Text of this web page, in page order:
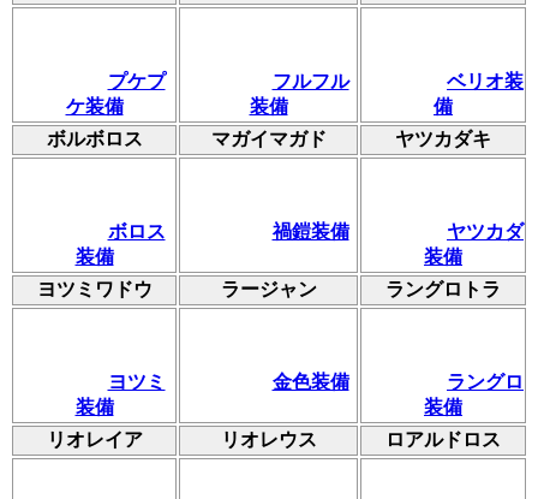
プケプ
ケ装備
フルフル
装備
ベリオ装
備
ボルボロス
マガイマガド ヤツカダキ
ボロス
装備
禍鎧装備
ヤツカダ
装備
ヨツミワドウ
ラージャン ラングロトラ
ヨツミ
装備
金色装備
ラングロ
装備
リオレイア
リオレウス ロアルドロス